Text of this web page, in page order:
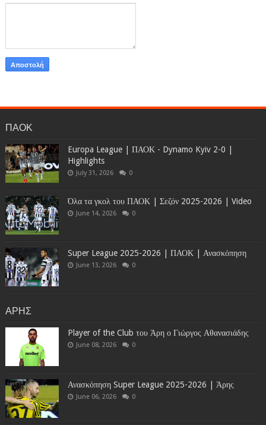
ΠΑΟΚ
Europa League | ΠΑΟΚ - Dynamo Kyiv 2-0 |
Highlights
July 31, 2026 0
Όλα τα γκολ του ΠΑΟΚ | Σεζόν 2025-2026 | Video
June 14, 2026 0
Super League 2025-2026 | ΠΑΟΚ | Ανασκόπηση
June 13, 2026 0
ΑΡΗΣ
Player of the Club του Άρη ο Γιώργος Αθανασιάδης
June 08, 2026 0
Ανασκόπηση Super League 2025-2026 | Άρης
June 06, 2026 0